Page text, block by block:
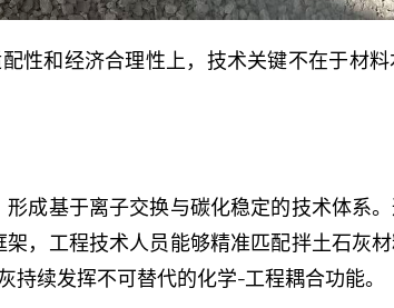
性和经济合理性上，技术关键不在于材
成基于离子交换与碳化稳定的技术体系
，工程技术人员能够精准匹配拌土石灰
续发挥不可替代的化学-工程耦合功能。